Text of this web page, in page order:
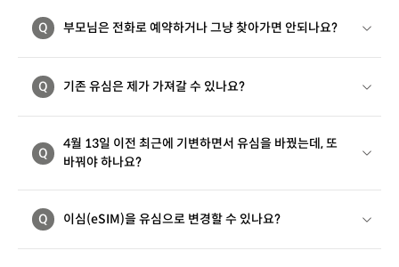
Q 부모님은 전화로 예약하거나 그냥 찾아가면 안되나요?
Q 기존 유심은 제가 가져갈 수 있나요?
Q
4월 13일 이전 최근에 기변하면서 유심을 바꿨는데, 또
바꿔야 하나요?
Q 이심(eSIM)을 유심으로 변경할 수 있나요?